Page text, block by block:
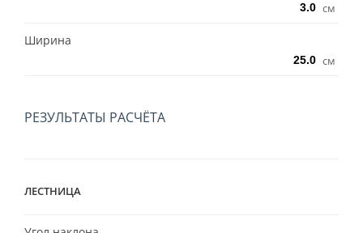
см
Ширина
см
РЕЗУЛЬТАТЫ РАСЧЁТА
ЛЕСТНИЦА